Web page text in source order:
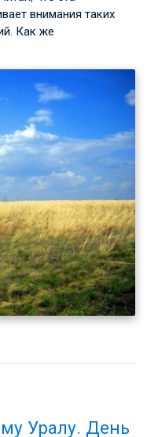
внимания таких
Как же
Уралу. День